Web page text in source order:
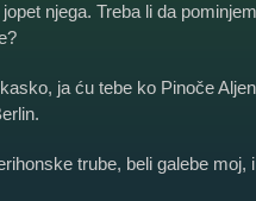
njega. Treba li da
ja ću tebe ko Pinoče
trube, beli galebe moj,